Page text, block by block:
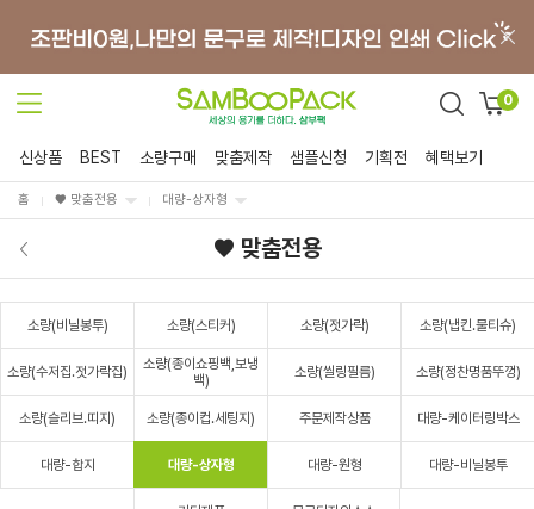
0
신상품 BEST 소량구매 맞춤제작 샘플신청 기획전 혜택보기
홈 ♥ 맞춤전용 대량-상자형
♥ 맞춤전용
소량(비닐봉투) 소량(스티커) 소량(젓가락) 소량(냅킨.물티슈)
소량(수저집.젓가락집)
소량(종이쇼핑백,보냉
백)
소량(씰링필름) 소량(정찬명품뚜껑)
소량(슬리브.띠지) 소량(종이컵.세팅지) 주문제작상품 대량-케이터링박스
대량-합지 대량-상자형 대량-원형 대량-비닐봉투